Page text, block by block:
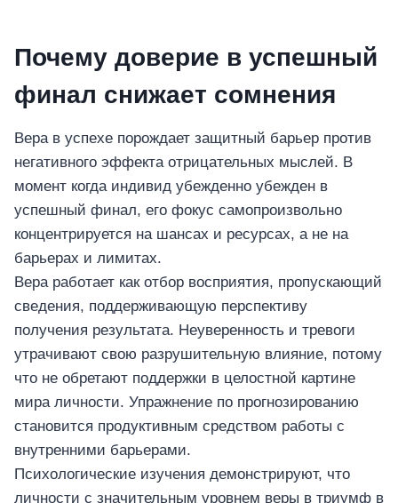
Почему доверие в успешный
финал снижает сомнения
Вера в успехе порождает защитный барьер против
негативного эффекта отрицательных мыслей. В
момент когда индивид убежденно убежден в
успешный финал, его фокус самопроизвольно
концентрируется на шансах и ресурсах, а не на
барьерах и лимитах.
Вера работает как отбор восприятия, пропускающий
сведения, поддерживающую перспективу
получения результата. Неуверенность и тревоги
утрачивают свою разрушительную влияние, потому
что не обретают поддержки в целостной картине
мира личности. Упражнение по прогнозированию
становится продуктивным средством работы с
внутренними барьерами.
Психологические изучения демонстрируют, что
личности с значительным уровнем веры в триумф в